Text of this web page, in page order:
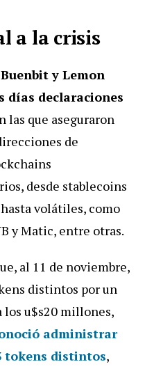
a la crisis
Buenbit y Lemon
días declaraciones
las que aseguraron
de
desde stablecoins
hasta volátiles, como
y Matic, entre otras.
al 11 de noviembre,
distintos por un
los u$s20 millones,
administrar
tokens distintos,